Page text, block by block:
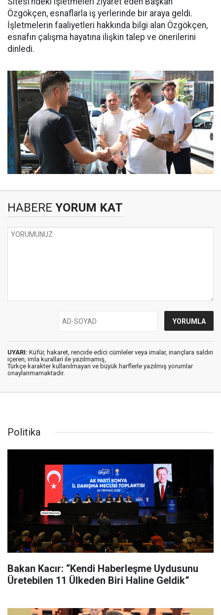
Özgökçen, esnaflarla iş yerlerinde bir araya geldi.
İşletmelerin faaliyetleri hakkında bilgi alan Özgökçen,
esnafın çalışma hayatına ilişkin talep ve önerilerini
dinledi.
HABERE YORUM KAT
UYARI: Küfür, hakaret, rencide edici cümleler veya imalar, inançlara saldırı
içeren, imla kuralları ile yazılmamış,
Türkçe karakter kullanılmayan ve büyük harflerle yazılmış yorumlar
onaylanmamaktadır.
Politika
Bakan Kacır: “Kendi Haberleşme Uydusunu
Üretebilen 11 Ülkeden Biri Haline Geldik”